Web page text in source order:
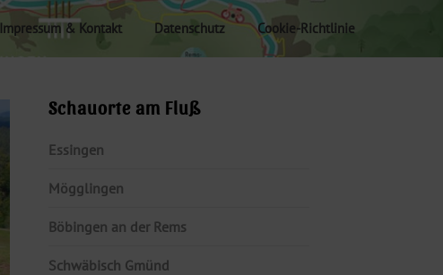
Impressum & Kontakt Datenschutz Cookie-Richtlinie
Schauorte am Fluß
Essingen
Mögglingen
Böbingen an der Rems
Schwäbisch Gmünd